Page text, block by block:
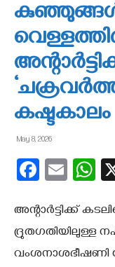
കഷ്ടകാലം
May 8, 2026
അന്റാര്‍ട്ടിക്ക്
ദ്രുതഗതിയിലുള്ള
വംശനാശഭീഷണി